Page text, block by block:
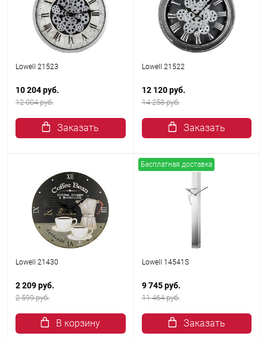
Lowell 21523
10 204 руб.
12 004 руб.
Заказать
Lowell 21522
12 120 руб.
14 258 руб.
Заказать
Lowell 21430
2 209 руб.
2 599 руб.
В корзину
Бесплатная доставка
Lowell 14541S
9 745 руб.
11 464 руб.
Заказать